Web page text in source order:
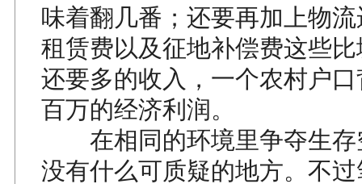
味着翻几番；还要再加上物
租赁费以及征地补偿费这些
还要多的收入，一个农村户
百万的经济利润。
在相同的环境里争夺生存
没有什么可质疑的地方。不